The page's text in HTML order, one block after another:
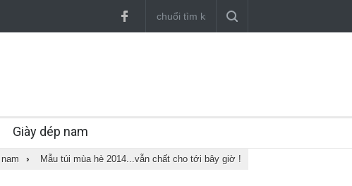
Giày dép nam
› Mẫu túi mùa hè 2014...vẫn chất cho tới bây giờ !